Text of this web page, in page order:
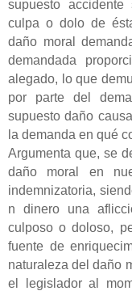
supuesto
culpa o dolo de
daño moral
demandada
alegado, lo que
por parte del
supuesto daño
la demanda en qué
Argumenta que, se
daño moral en
indemnizatoria,
n dinero una
culposo o doloso,
fuente de
naturaleza del daño
el legislador al